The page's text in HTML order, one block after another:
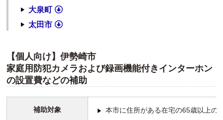
大泉町
太田市
【個人向け】伊勢崎市
家庭用防犯カメラおよび録画機能付きインターホン
の設置費などの補助
補助対象 本市に住所がある在宅の65歳以上の